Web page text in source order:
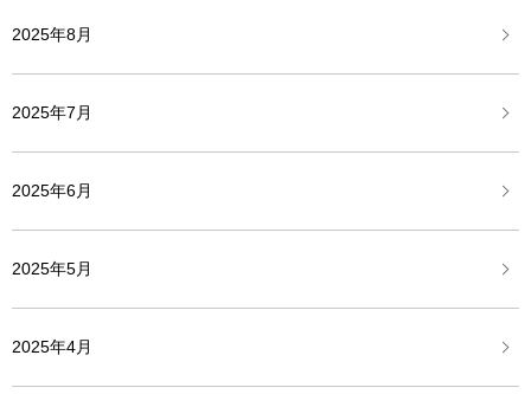
2025年8月
2025年7月
2025年6月
2025年5月
2025年4月